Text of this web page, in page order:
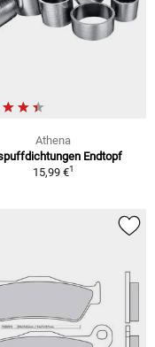
Athena
Endtopf
15,99 €1